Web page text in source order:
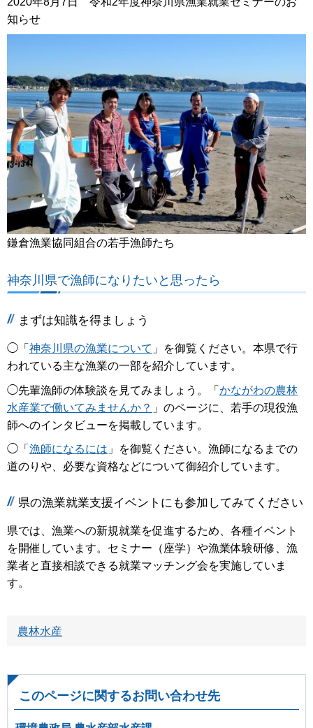
知らせ
鎌倉漁業協同組合の若手漁師たち
神奈川県で漁師になりたいと思ったら
まずは知識を得ましょう
◯「 神奈川県の漁業について 」を御覧ください。本県で行
われている主な漁業の一部を紹介しています。
◯先輩漁師の体験談を見てみましょう。「 かながわの農林
水産業で働いてみませんか？ 」のページに、若手の現役漁
師へのインタビューを掲載しています。
◯「 漁師になるには 」を御覧ください。漁師になるまでの
道のりや、必要な資格などについて御紹介しています。
県の漁業就業支援イベントにも参加してみてください
県では、漁業への新規就業を促進するため、各種イベント
を開催しています。セミナー（座学）や漁業体験研修、漁
業者と直接相談できる就業マッチング会を実施していま
す。
農林水産
このページに関するお問い合わせ先